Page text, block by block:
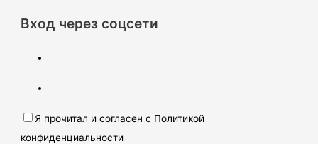
Вход через соцсети
Я прочитал и согласен с Политикой
конфиденциальности